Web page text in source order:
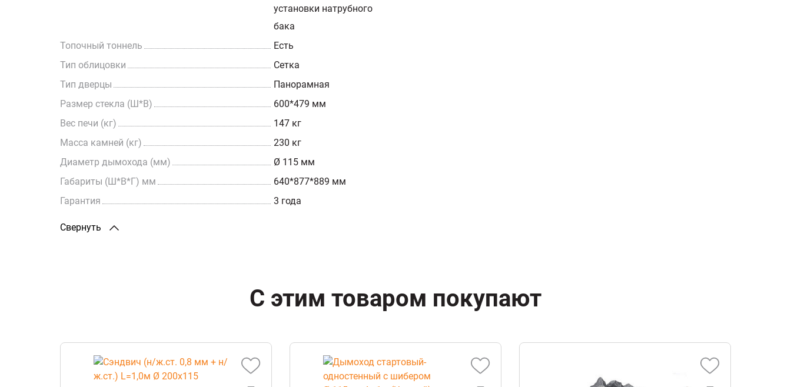
установки натрубного
бака
Топочный тоннель
Есть
Тип облицовки
Сетка
Тип дверцы
Панорамная
Размер стекла (Ш*В)
600*479 мм
Вес печи (кг)
147 кг
Масса камней (кг)
230 кг
Диаметр дымохода (мм)
Ø 115 мм
Габариты (Ш*В*Г) мм
640*877*889 мм
Гарантия
3 года
Свернуть
С этим товаром покупают